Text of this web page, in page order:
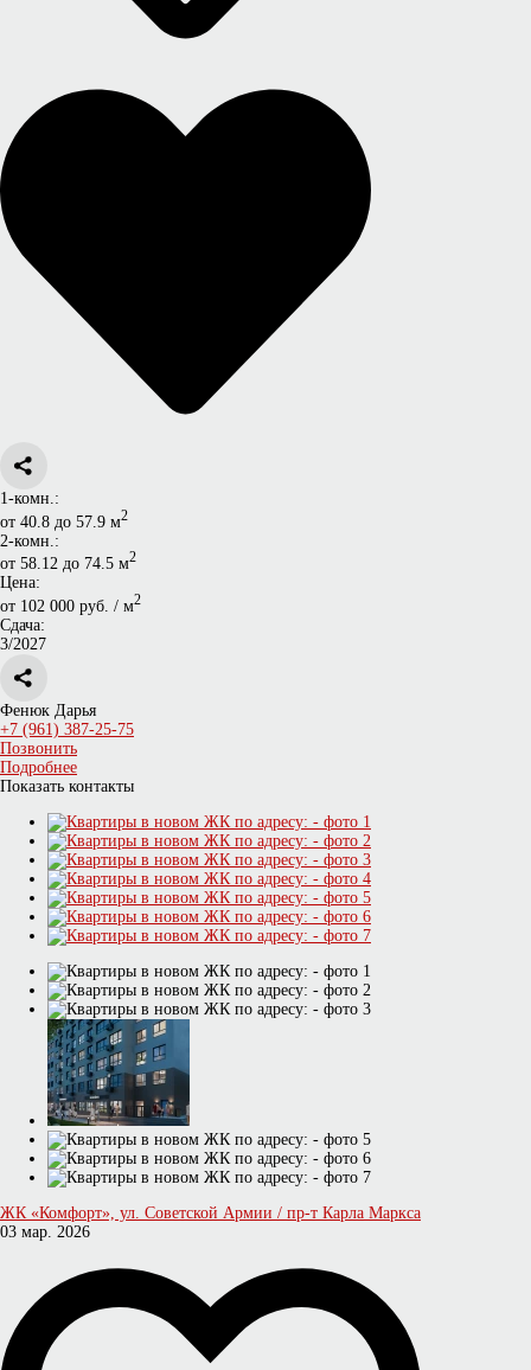
1-комн.:
от 40.8 до 57.9 м2
2-комн.:
от 58.12 до 74.5 м2
Цена:
от 102 000 руб. / м2
Сдача:
3/2027
Фенюк Дарья
+7 (961) 387-25-75
Позвонить
Подробнее
Показать контакты
ЖК «Комфорт», ул. Советской Армии / пр-т Карла Маркса
03 мар. 2026